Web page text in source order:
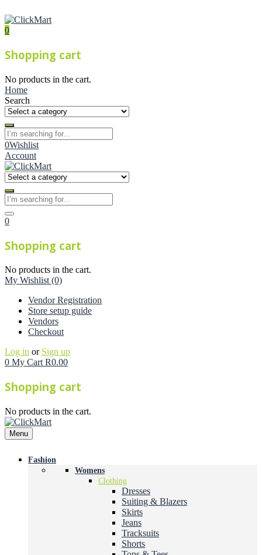
0
Shopping cart
No products in the cart.
Home
Search
0Wishlist
Account
0
Shopping cart
No products in the cart.
My Wishlist (0)
Vendor Registration
Store setup guide
Vendors
Checkout
Log in or Sign up
0 My Cart R0.00
Shopping cart
No products in the cart.
Menu
Fashion
Womens
Clothing
Dresses
Suiting & Blazers
Skirts
Jeans
Tracksuits
Shorts